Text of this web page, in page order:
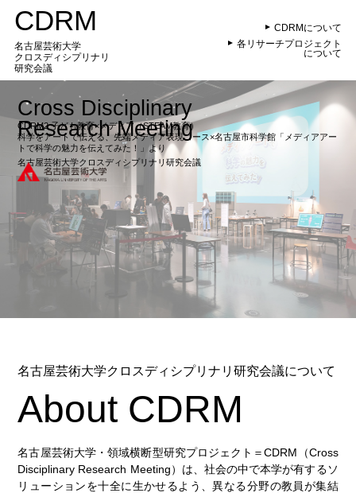
CDRM
名古屋芸術大学
クロスディシプリナリ
研究会議
CDRMについて
各リサーチプロジェクト
について
Cross Disciplinary
ResearchMeeting
名古屋芸術大学クロスディシプリナリ研究会議
CDRM2 子ども教育×メディア（STEAM教育）
科学をアートで伝える、先端メディア表現コース×名古屋市科学館「メディアアー
トで科学の魅力を伝えてみた！」より
名古屋芸術大学クロスディシプリナリ研究会議について
About CDRM
名古屋芸術大学・領域横断型研究プロジェクト＝CDRM（Cross
Disciplinary Research Meeting）は、社会の中で本学が有するソ
リューションを十全に生かせるよう、異なる分野の教員が集結